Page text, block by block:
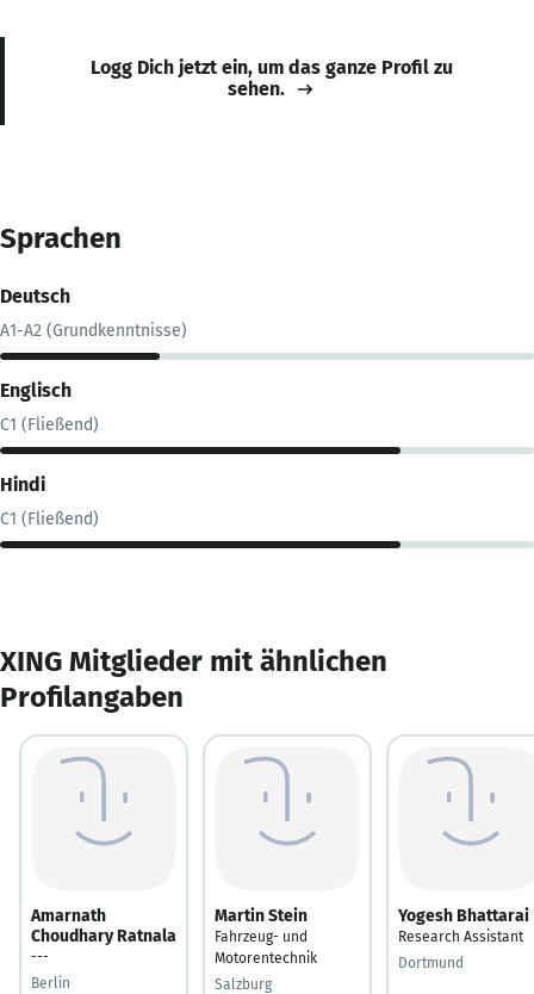
Logg Dich jetzt ein, um das ganze Profil zu
sehen.
Sprachen
Deutsch
A1-A2 (Grundkenntnisse)
Englisch
C1 (Fließend)
Hindi
C1 (Fließend)
XING Mitglieder mit ähnlichen
Profilangaben
Amarnath
Choudhary Ratnala
---
Berlin
Martin Stein
Fahrzeug- und
Motorentechnik
Salzburg
Yogesh Bhattarai
Research Assistant
Dortmund